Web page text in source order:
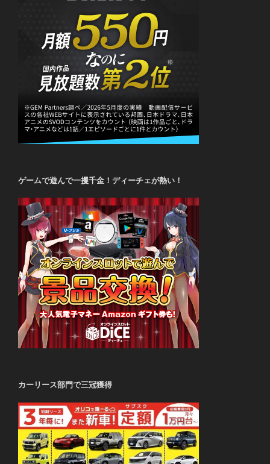
ゲームで遊んで一攫千金！ディーチェが熱い！
カーリース部門で三冠獲得